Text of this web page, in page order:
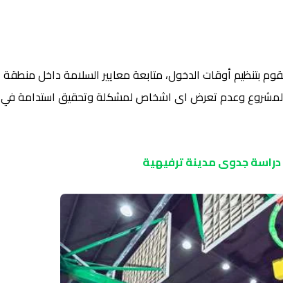
بتنظيم أوقات الدخول، متابعة معايير السلامة داخل منطقة
وعدم تعرض اى اشخاص لمشكلة وتحقيق استدامة في
دراسة جدوى مدينة ترفيهية